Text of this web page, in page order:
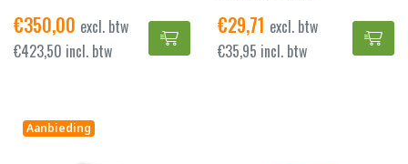
€350,00 excl. btw
€423,50 incl. btw
Heron 4 Green toevoegen aan
€29,71 excl. btw
€35,95 incl. btw
Aanbieding